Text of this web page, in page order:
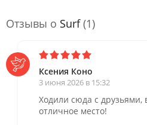
Отзывы о Surf(1)
Ксения Коно
3 июня 2026 в 15:32
Ходили сюда с друзьями,
отличное место!